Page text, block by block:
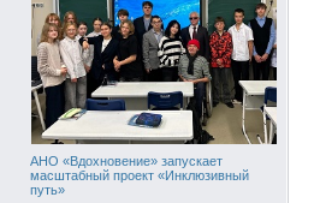
АНО «Вдохновение» запускает
масштабный проект «Инклюзивный
путь»